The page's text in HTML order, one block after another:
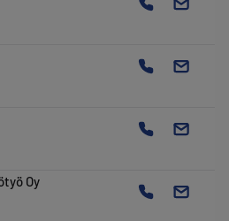
Oy